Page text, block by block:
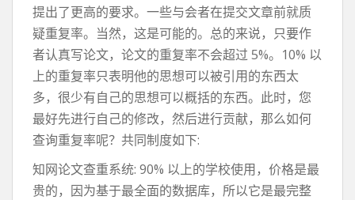
提出了更高的要求。一些与会者在提交文章前就质
疑重复率。当然，这是可能的。总的来说，只要作
者认真写论文，论文的重复率不会超过 5%。10% 以
上的重复率只表明他的思想可以被引用的东西太
多，很少有自己的思想可以概括的东西。此时，您
最好先进行自己的修改，然后进行贡献，那么如何
查询重复率呢？共同制度如下:
知网论文查重系统: 90% 以上的学校使用，价格是最
贵的，因为基于最全面的数据库，所以它是最完整